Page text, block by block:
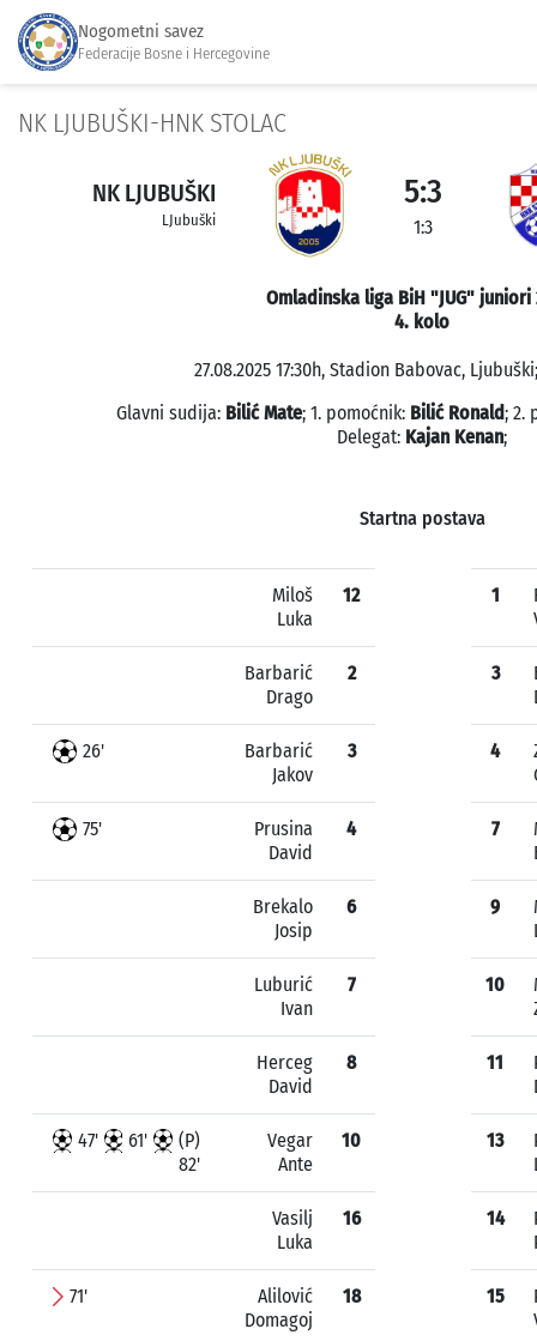
Nogometni savez
Federacije Bosne i Hercegovine
NK LJUBUŠKI-HNK STOLAC
NK LJUBUŠKI
LJubuški
5:3
1:3
Omladinska liga BiH "JUG" juniori
4. kolo
27.08.2025 17:30h, Stadion Babovac,
Glavni sudija: Bilić Mate; 1. pomoćnik: Bilić Ronald; 2.
Delegat: Kajan Kenan;
Startna postava
Miloš
Luka
12
Barbarić
Drago
2
26'
Barbarić
Jakov
3
75'
Prusina
David
4
Brekalo
Josip
6
Luburić
Ivan
7
Herceg
David
8
47' 61'
(P)
82'
Vegar
Ante
10
Vasilj
Luka
16
71'
Alilović
Domagoj
18
1
3
4
7
9
10
11
13
14
15